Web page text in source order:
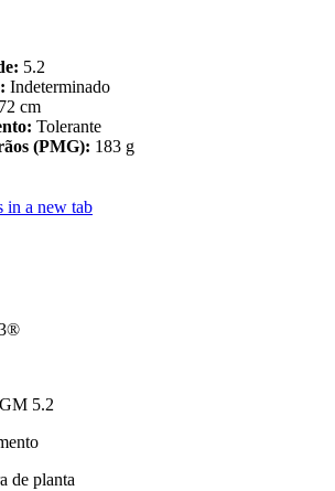
5.2
Indeterminado
72 cm
Tolerante
(PMG): 183 g
in a new tab
5.2
de planta